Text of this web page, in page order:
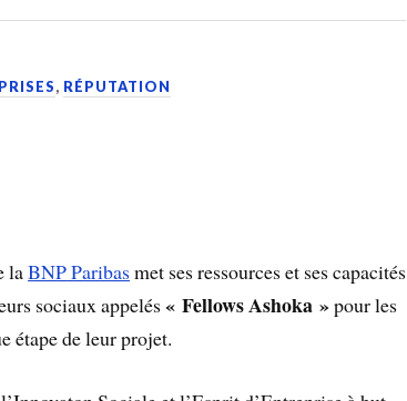
, RÉPUTATION
laBNPParibas met ses ressources et ses capacités
sociaux appelés« Fellows Ashoka »pour les
étape de leur projet.